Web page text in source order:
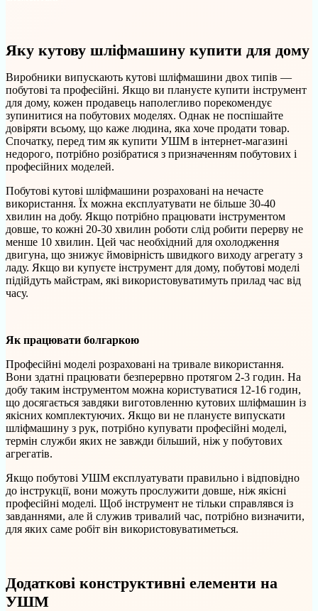
Яку кутову шліфмашину купити для дому
Виробники випускають кутові шліфмашини двох типів —
побутові та професійні. Якщо ви плануєте купити інструмент
для дому, кожен продавець наполегливо порекомендує
зупинитися на побутових моделях. Однак не поспішайте
довіряти всьому, що каже людина, яка хоче продати товар.
Спочатку, перед тим як купити УШМ в інтернет-магазині
недорого, потрібно розібратися з призначенням побутових і
професійних моделей.
Побутові кутові шліфмашини розраховані на нечасте
використання. Їх можна експлуатувати не більше 30-40
хвилин на добу. Якщо потрібно працювати інструментом
довше, то кожні 20-30 хвилин роботи слід робити перерву не
менше 10 хвилин. Цей час необхідний для охолодження
двигуна, що знижує ймовірність швидкого виходу агрегату з
ладу. Якщо ви купуєте інструмент для дому, побутові моделі
підійдуть майстрам, які використовуватимуть прилад час від
часу.
Як працювати болгаркою
Професійні моделі розраховані на тривале використання.
Вони здатні працювати безперервно протягом 2-3 годин. На
добу таким інструментом можна користуватися 12-16 годин,
що досягається завдяки виготовленню кутових шліфмашин із
якісних комплектуючих. Якщо ви не плануєте випускати
шліфмашину з рук, потрібно купувати професійні моделі,
термін служби яких не завжди більший, ніж у побутових
агрегатів.
Якщо побутові УШМ експлуатувати правильно і відповідно
до інструкції, вони можуть прослужити довше, ніж якісні
професійні моделі. Щоб інструмент не тільки справлявся із
завданнями, але й служив тривалий час, потрібно визначити,
для яких саме робіт він використовуватиметься.
Додаткові конструктивні елементи на
УШМ